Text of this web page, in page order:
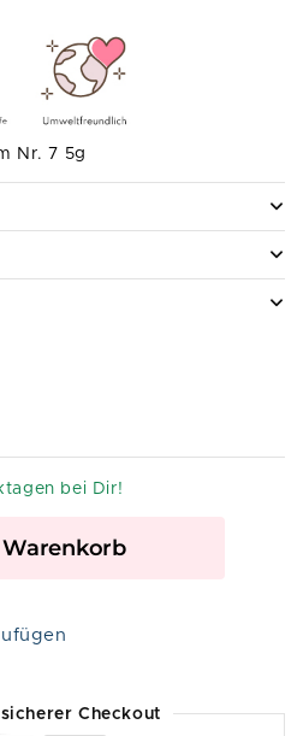
Nr. 7 5g
bei Dir!
Checkout